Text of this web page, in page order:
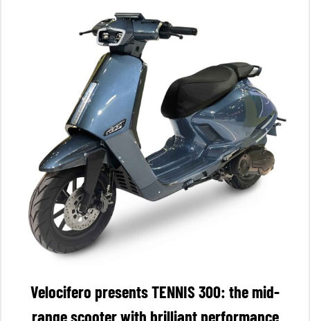
Velocifero presents TENNIS 300: the mid-
range scooter with brilliant performance